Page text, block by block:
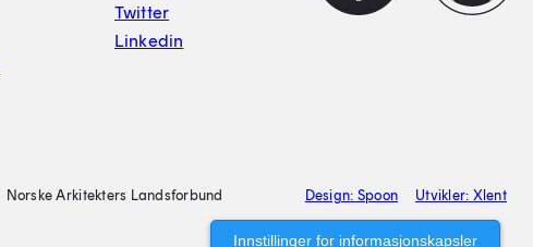
Twitter
Linkedin
Norske Arkitekters Landsforbund Design: Spoon Utvikler: Xlent
Innstillinger for informasjonskapsler